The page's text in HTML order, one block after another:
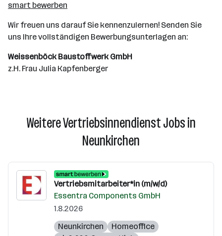
smart bewerben
Wir freuen uns darauf Sie kennenzulernen! Senden Sie
uns Ihre vollständigen Bewerbungsunterlagen an:
Weissenböck Baustoffwerk GmbH
z.H. Frau Julia Kapfenberger
Weitere Vertriebsinnendienst Jobs in
Neunkirchen
Vertriebsmitarbeiter*in (m/w/d)
Essentra Components GmbH
1.8.2026
Neunkirchen
Homeoffice